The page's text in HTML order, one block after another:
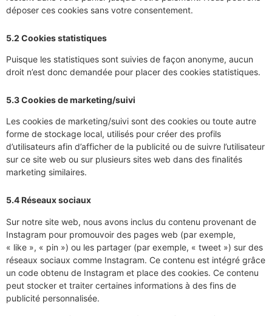
déposer ces cookies sans votre consentement.
5.2 Cookies statistiques
Puisque les statistiques sont suivies de façon anonyme, aucun
droit n’est donc demandée pour placer des cookies statistiques.
5.3 Cookies de marketing/suivi
Les cookies de marketing/suivi sont des cookies ou toute autre
forme de stockage local, utilisés pour créer des profils
d’utilisateurs afin d’afficher de la publicité ou de suivre l’utilisateur
sur ce site web ou sur plusieurs sites web dans des finalités
marketing similaires.
5.4 Réseaux sociaux
Sur notre site web, nous avons inclus du contenu provenant de
Instagram pour promouvoir des pages web (par exemple,
« like », « pin ») ou les partager (par exemple, « tweet ») sur des
réseaux sociaux comme Instagram. Ce contenu est intégré grâce
un code obtenu de Instagram et place des cookies. Ce contenu
peut stocker et traiter certaines informations à des fins de
publicité personnalisée.